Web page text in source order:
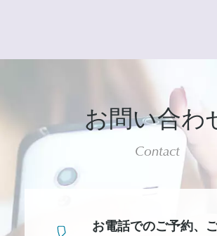
お問い合わ
Contact
お電話でのご予約、